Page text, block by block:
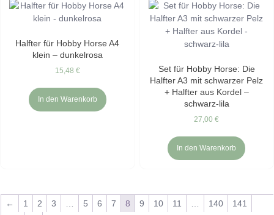
Halfter für Hobby Horse A4
klein – dunkelrosa
15,48 €
In den Warenkorb
Set für Hobby Horse: Die
Halfter A3 mit schwarzer Pelz
+ Halfter aus Kordel –
schwarz-lila
27,00€
In den Warenkorb
← 1 2 3 5 6 7 8 9 10 11 140
141